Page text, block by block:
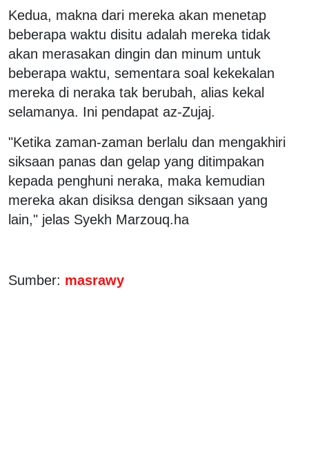
Kedua, makna dari mereka akan menetap
beberapa waktu disitu adalah mereka tidak
akan merasakan dingin dan minum untuk
beberapa waktu, sementara soal kekekalan
mereka di neraka tak berubah, alias kekal
selamanya. Ini pendapat az-Zujaj.
"Ketika zaman-zaman berlalu dan mengakhiri
siksaan panas dan gelap yang ditimpakan
kepada penghuni neraka, maka kemudian
mereka akan disiksa dengan siksaan yang
lain," jelas Syekh Marzouq.ha
Sumber: masrawy